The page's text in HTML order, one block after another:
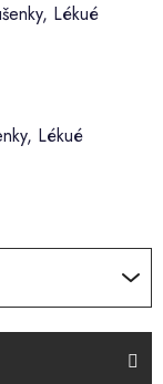
Lékué
Lékué